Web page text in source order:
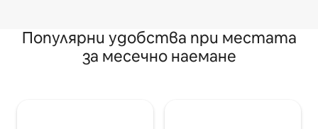
Популярни удобства при местата
за месечно наемане